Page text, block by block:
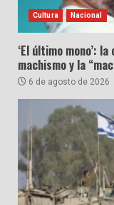
Cultura Nacional
‘El último mono’:
machismo y la
6 de agosto de 2026